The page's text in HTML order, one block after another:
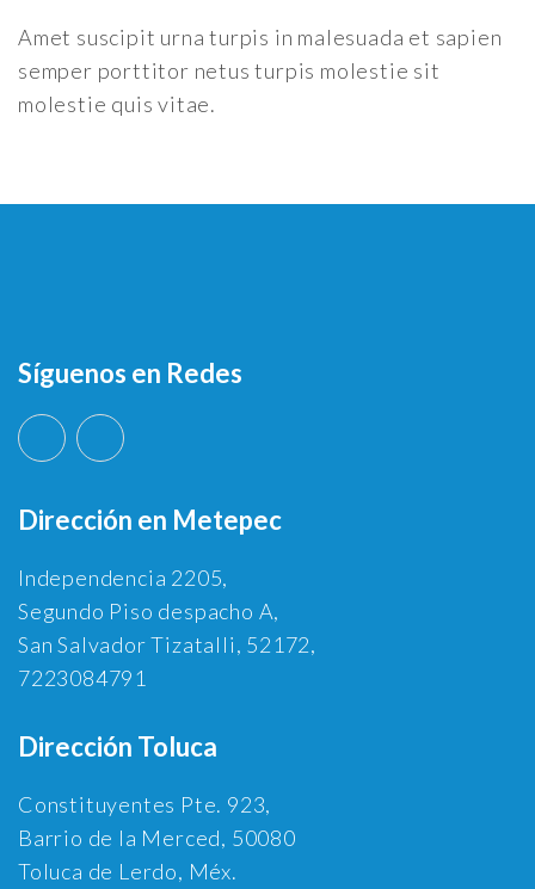
Amet suscipit urna turpis in malesuada et sapien
semper porttitor netus turpis molestie sit
molestie quis vitae.
Síguenos en Redes
Dirección en Metepec
Independencia 2205,
Segundo Piso despacho A,
San Salvador Tizatalli, 52172,
7223084791
Dirección Toluca
Constituyentes Pte. 923,
Barrio de la Merced, 50080
Toluca de Lerdo, Méx.